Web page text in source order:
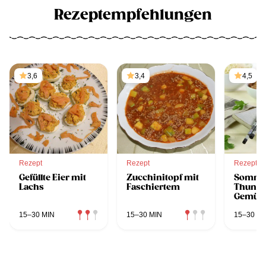
Rezeptempfehlungen
3,6
Rezept
Gefüllte Eier mit
Lachs
15–30 MIN
3,4
Rezept
Zucchinitopf mit
Faschiertem
15–30 MIN
4,5
Rezept
15–30